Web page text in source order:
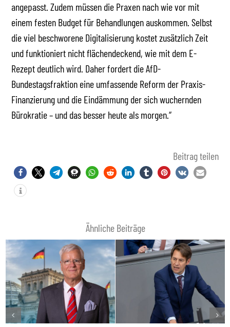
angepasst. Zudem müssen die Praxen nach wie vor mit
einem festen Budget für Behandlungen auskommen. Selbst
die viel beschworene Digitalisierung kostet zusätzlich Zeit
und funktioniert nicht flächendeckend, wie mit dem E-
Rezept deutlich wird. Daher fordert die AfD-
Bundestagsfraktion eine umfassende Reform der Praxis-
Finanzierung und die Eindämmung der sich wuchernden
Bürokratie – und das besser heute als morgen.“
Beitrag teilen
Ähnliche Beiträge